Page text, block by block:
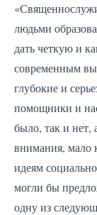
людьми
дать четкую и
современным
глубокие и
помощники и
было, так и нет,
внимания,
идеям
могли бы
одну из